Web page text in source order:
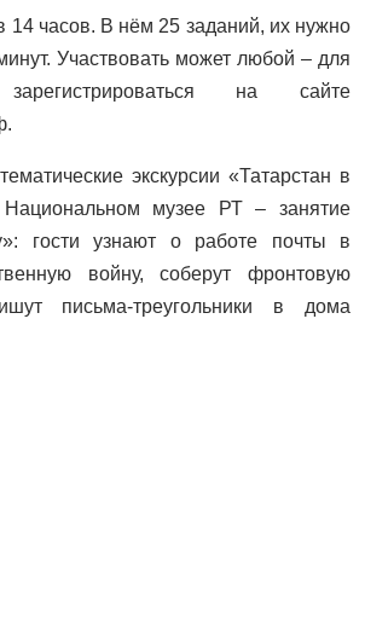
14 часов. В нём 25 заданий, их нужно
Участвовать может любой – для
на сайте
экскурсии «Татарстан в
музее РТ – занятие
гости узнают о работе почты в
войну, соберут фронтовую
письма-треугольники в дома